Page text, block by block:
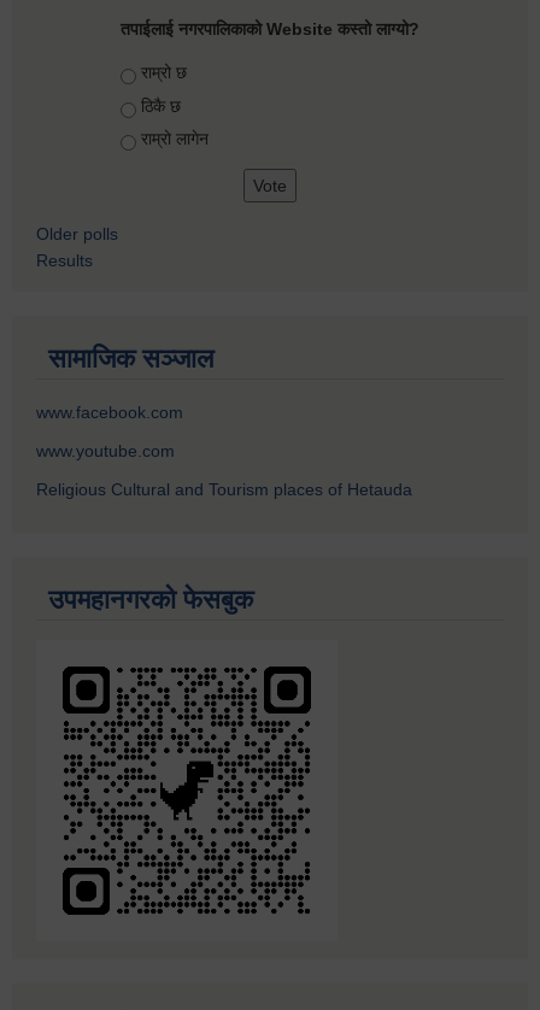
तपाईलाई नगरपालिकाको Website कस्तो लाग्यो?
Choices
राम्रो छ
ठिकै छ
राम्रो लागेन
Older polls
Results
सामाजिक सञ्जाल
www.facebook.com
www.youtube.com
Religious Cultural and Tourism places of Hetauda
उपमहानगरको फेसबुक